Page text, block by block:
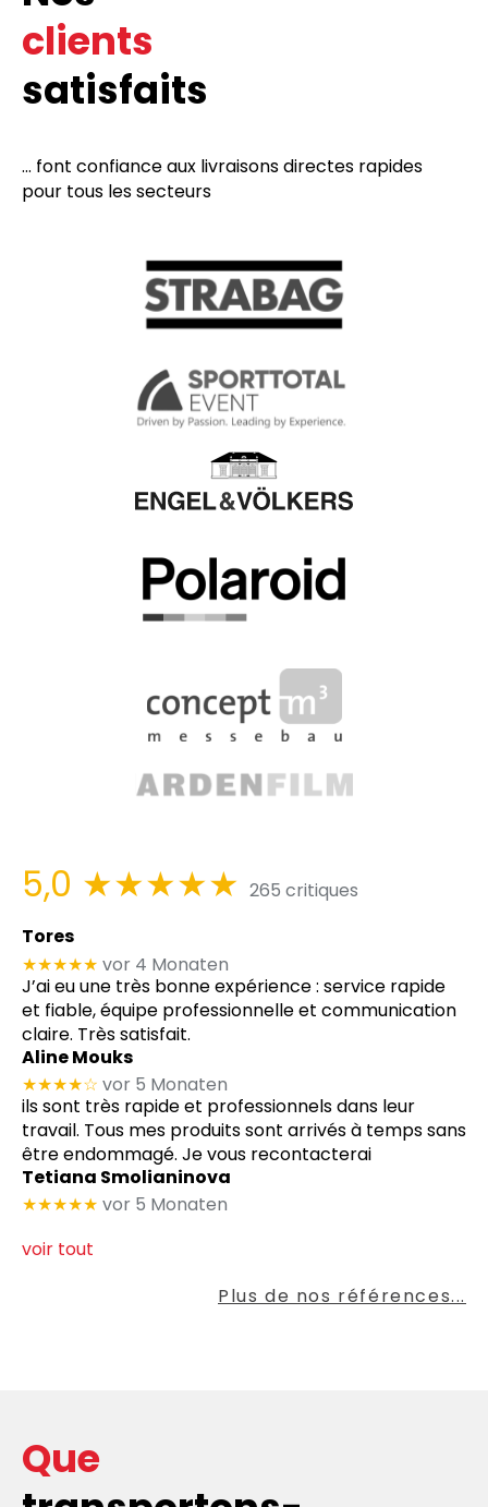
clients
satisfaits
... font confiance aux livraisons directes rapides
pour tous les secteurs
5,0 ★★★★★ 265 critiques
Tores
★★★★★ vor 4 Monaten
J’ai eu une très bonne expérience : service rapide
et fiable, équipe professionnelle et communication
claire. Très satisfait.
Aline Mouks
★★★★☆ vor 5 Monaten
ils sont très rapide et professionnels dans leur
travail. Tous mes produits sont arrivés à temps sans
être endommagé. Je vous recontacterai
Tetiana Smolianinova
★★★★★ vor 5 Monaten
voir tout
Plus de nos références...
Que